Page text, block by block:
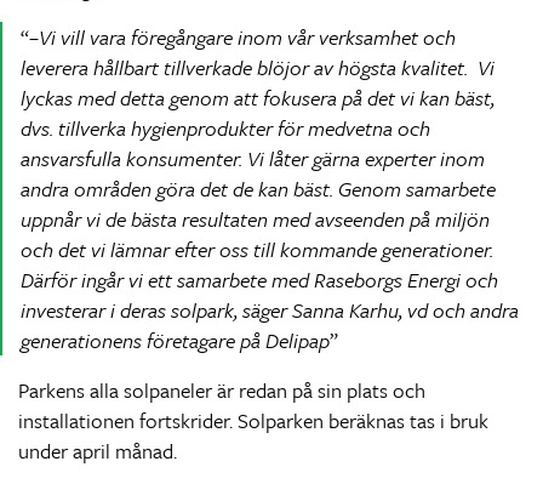
–Vi vill vara föregångare inom vår verksamhet och
leverera hållbart tillverkade blöjor av högsta kvalitet. Vi
lyckas med detta genom att fokusera på det vi kan bäst,
dvs. tillverka hygienprodukter för medvetna och
ansvarsfulla konsumenter. Vi låter gärna experter inom
andra områden göra det de kan bäst. Genom samarbete
uppnår vi de bästa resultaten med avseenden på miljön
och det vi lämnar efter oss till kommande generationer.
Därför ingår vi ett samarbete med Raseborgs Energi och
investerar i deras solpark, säger Sanna Karhu, vd och andra
generationens företagare på Delipap
Parkens alla solpaneler är redan på sin plats och
installationen fortskrider. Solparken beräknas tas i bruk
under april månad.